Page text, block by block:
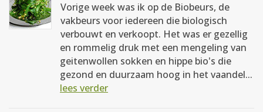
Vorige week was ik op de Biobeurs, de
vakbeurs voor iedereen die biologisch
verbouwt en verkoopt. Het was er gezellig
en rommelig druk met een mengeling van
geitenwollen sokken en hippe bio's die
gezond en duurzaam hoog in het vaandel...
lees verder